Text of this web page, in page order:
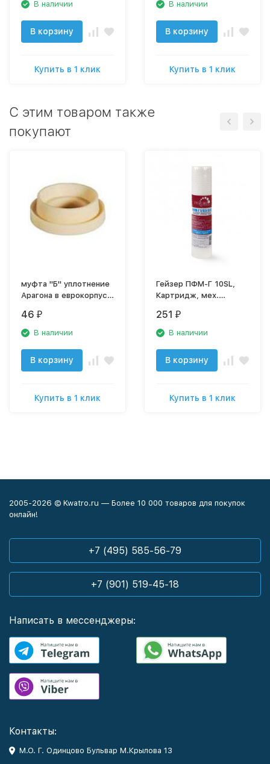
В наличии
В корзину
Купить в 1 клик
В наличии
В корзину
Купить в 1 клик
C этим товаром также
покупают
муфта "Б" уплотнение
Арагона в еврокорпус,
46 ₽
В наличии
В корзину
Купить в 1 клик
Гейзер ПФМ-Г 10SL,
Картридж, мех.
холодной воды
251 ₽
В наличии
В корзину
Купить в 1 клик
2005-2026 © Kwatro.ru — Более 10 000 товаров для покупок
онлайн!
+7 (495) 585-56-79
+7 (901) 519-45-18
Написать в мессенджеры:
Контакты:
М.О. Г. Одинцово Бульвар М.Крылова 13